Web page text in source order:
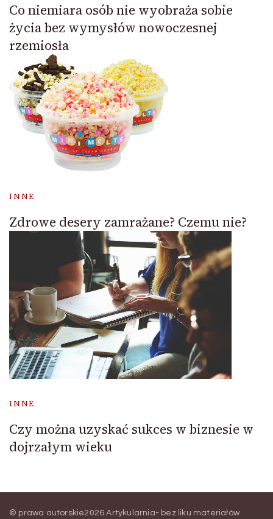
Co niemiara osób nie wyobraża sobie
życia bez wymysłów nowoczesnej
rzemiosła
INNE
Zdrowe desery zamrażane? Czemu nie?
INNE
Czy można uzyskać sukces w biznesie w
dojrzałym wieku
© prawa autorskie2026Artykularnia- bez liku materiałów